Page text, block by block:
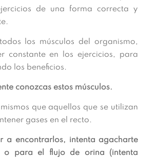
de una forma correcta y
los músculos del organismo,
constante en los ejercicios, para
los beneficios.
conozcas estos músculos.
que aquellos que se utilizan
gases en el recto.
a encontrarlos, intenta agacharte
o para el flujo de orina (intenta